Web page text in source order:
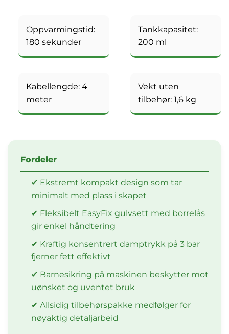
Oppvarmingstid:
180 sekunder
Tankkapasitet:
200 ml
Kabellengde: 4
meter
Vekt uten
tilbehør: 1,6 kg
Fordeler
✔ Ekstremt kompakt design som tar
minimalt med plass i skapet
✔ Fleksibelt EasyFix gulvsett med borrelås
gir enkel håndtering
✔ Kraftig konsentrert damptrykk på 3 bar
fjerner fett effektivt
✔ Barnesikring på maskinen beskytter mot
uønsket og uventet bruk
✔ Allsidig tilbehørspakke medfølger for
nøyaktig detaljarbeid